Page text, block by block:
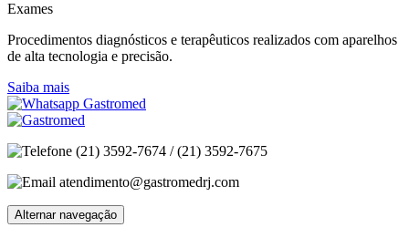
Exames
Procedimentos diagnósticos e terapêuticos realizados com aparelhos
de alta tecnologia e precisão.
Saiba mais
(21) 3592-7674 / (21) 3592-7675
atendimento@gastromedrj.com
Alternar navegação